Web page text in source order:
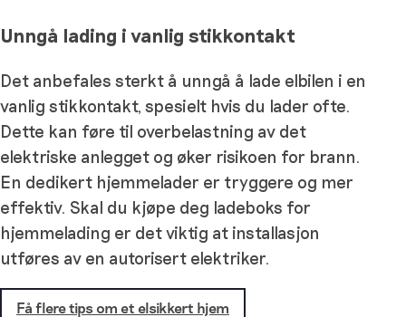
Unngå lading i vanlig stikkontakt
Det anbefales sterkt å unngå å lade elbilen i en
vanlig stikkontakt, spesielt hvis du lader ofte.
Dette kan føre til overbelastning av det
elektriske anlegget og øker risikoen for brann.
En dedikert hjemmelader er tryggere og mer
effektiv. Skal du kjøpe deg ladeboks for
hjemmelading er det viktig at installasjon
utføres av en autorisert elektriker.
Få flere tips om et elsikkert hjem